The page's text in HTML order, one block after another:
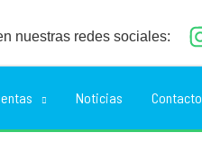
nuestras redes sociales:
Noticias Contacto